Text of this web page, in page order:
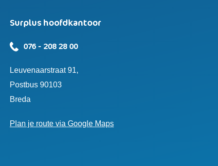
Surplus hoofdkantoor
076 - 208 28 00
Leuvenaarstraat 91,
Postbus 90103
Breda
Plan je route via Google Maps